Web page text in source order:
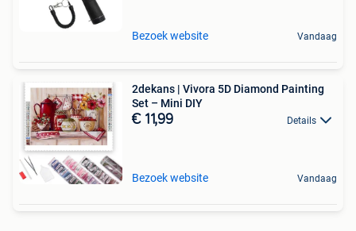
Bezoek website Vandaag
2dekans | Vivora 5D Diamond Painting
Set – Mini DIY
€ 11,99 Details
Bezoek website Vandaag